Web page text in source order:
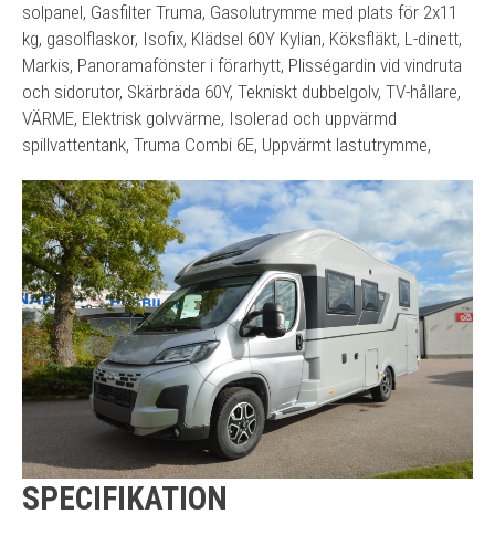
solpanel, Gasfilter Truma, Gasolutrymme med plats för 2x11
kg, gasolflaskor, Isofix, Klädsel 60Y Kylian, Köksfläkt, L-dinett,
Markis, Panoramafönster i förarhytt, Plisségardin vid vindruta
och sidorutor, Skärbräda 60Y, Tekniskt dubbelgolv, TV-hållare,
VÄRME, Elektrisk golvvärme, Isolerad och uppvärmd
spillvattentank, Truma Combi 6E, Uppvärmt lastutrymme,
SPECIFIKATION